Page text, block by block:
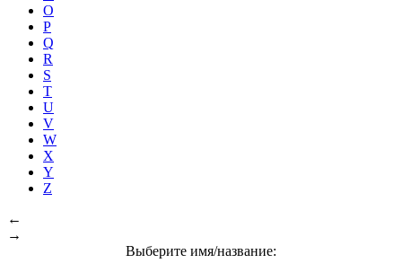
O
P
Q
R
S
T
U
V
W
X
Y
Z
←
→
Выберите имя/название: